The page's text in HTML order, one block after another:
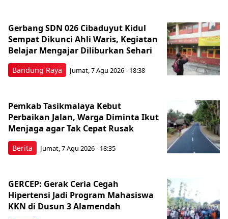
Bandung Raya
Gerbang SDN 026 Cibaduyut Kidul
Sempat Dikunci Ahli Waris, Kegiatan
Belajar Mengajar Diliburkan Sehari
Jumat, 7 Agu 2026 - 18:38
Berita
Pemkab Tasikmalaya Kebut
Perbaikan Jalan, Warga Diminta Ikut
Menjaga agar Tak Cepat Rusak
Jumat, 7 Agu 2026 - 18:35
GERCEP: Gerak Ceria Cegah
Hipertensi Jadi Program Mahasiswa
KKN di Dusun 3 Alamendah